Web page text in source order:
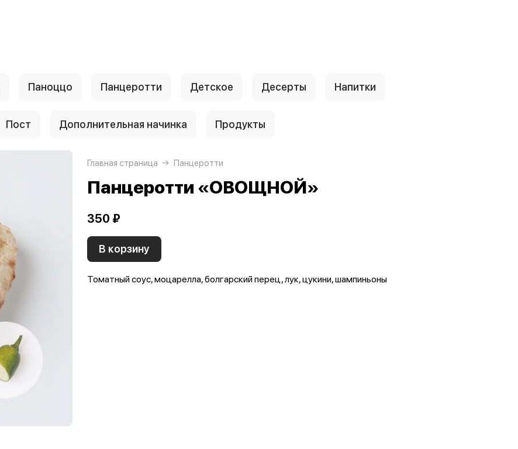
Паноццо Панцеротти Детское Десерты Напитки
Пост Дополнительная начинка Продукты
Главная страница Панцеротти
Панцеротти «ОВОЩНОЙ»
350 ₽
В корзину
Томатный соус, моцарелла, болгарский перец, лук, цукини, шампиньоны